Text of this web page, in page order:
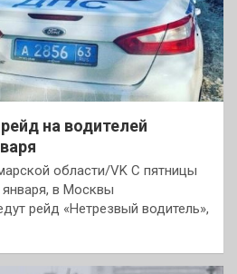
на водителей
области/VK С пятницы
в Москвы
рейд «Нетрезвый водитель»,